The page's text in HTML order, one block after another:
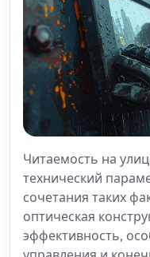
Читаемость на
технический
сочетания таких
оптическая
эффективность,